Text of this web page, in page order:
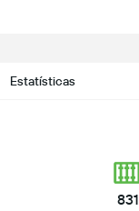
Estatísticas
831